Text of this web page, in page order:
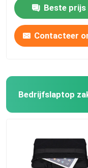
Producten
Over ons
Beste prijs
Contacteer
Bedrijfslaptop